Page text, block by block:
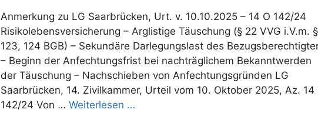
Anmerkung zu LG Saarbrücken, Urt. v. 10.10.2025 – 14 O 142/24
Risikolebensversicherung – Arglistige Täuschung (§ 22 VVG i.V.m.
123, 124 BGB) – Sekundäre Darlegungslast des
– Beginn der Anfechtungsfrist bei nachträglichem Bekanntwerden
der Täuschung – Nachschieben von Anfechtungsgründen LG
Saarbrücken, 14. Zivilkammer, Urteil vom 10. Oktober 2025, Az. 14
142/24 Von … Weiterlesen …